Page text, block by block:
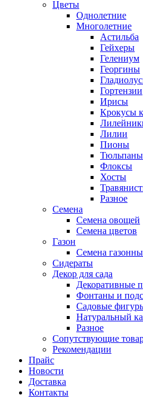
Цветы
Однолетние
Многолетние
Астильба
Гейхеры
Гелениум
Георгины
Гортензии
Ирисы
Крокусы
Лилии
Пионы
Тюльпаны
Флоксы
Хосты
Разное
Семена
Семена овощей
Семена цветов
Газон
Семена
Сидераты
Декор для сада
Декоративные
Фонтаны и
Садовые
Натуральный
Разное
Сопутствующие
Рекомендации
Прайс
Новости
Доставка
Контакты